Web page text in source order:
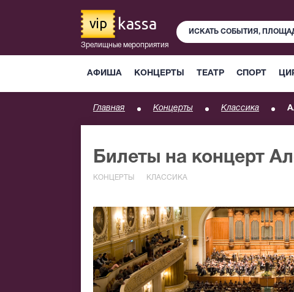
vip kassa
Зрелищные мероприятия
АФИША КОНЦЕРТЫ ТЕАТР СПОРТ
Главная Концерты Классика
Билеты на концерт
КОНЦЕРТЫ КЛАССИКА